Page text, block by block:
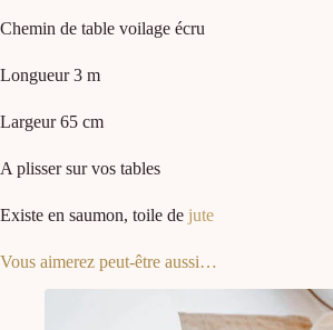
Chemin de table voilage écru
Longueur 3 m
Largeur 65 cm
A plisser sur vos tables
Existe en saumon, toile de jute
Vous aimerez peut-être aussi…